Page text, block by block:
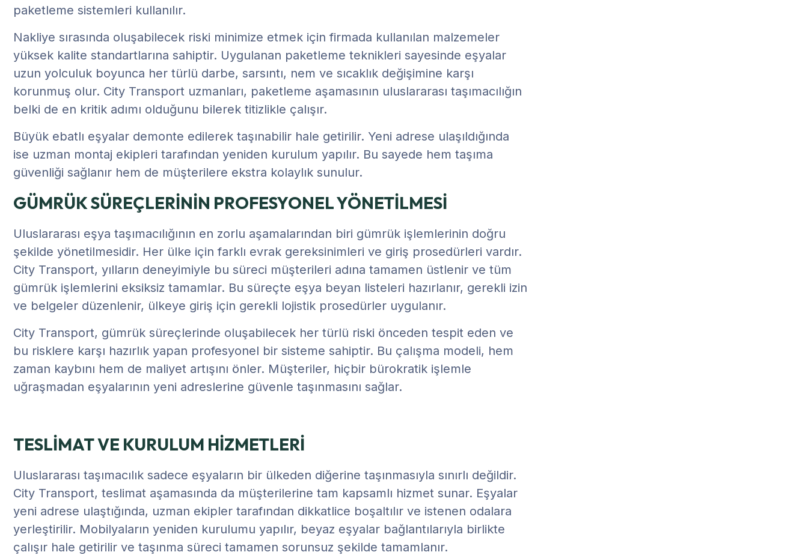
paketleme sistemleri kullanılır.
Nakliye sırasında oluşabilecek riski minimize etmek için firmada kullanılan malzemeler
yüksek kalite standartlarına sahiptir. Uygulanan paketleme teknikleri sayesinde eşyalar
uzun yolculuk boyunca her türlü darbe, sarsıntı, nem ve sıcaklık değişimine karşı
korunmuş olur. City Transport uzmanları, paketleme aşamasının uluslararası taşımacılığın
belki de en kritik adımı olduğunu bilerek titizlikle çalışır.
Büyük ebatlı eşyalar demonte edilerek taşınabilir hale getirilir. Yeni adrese ulaşıldığında
ise uzman montaj ekipleri tarafından yeniden kurulum yapılır. Bu sayede hem taşıma
güvenliği sağlanır hem de müşterilere ekstra kolaylık sunulur.
GÜMRÜK SÜREÇLERİNİN PROFESYONEL YÖNETİLMESİ
Uluslararası eşya taşımacılığının en zorlu aşamalarından biri gümrük işlemlerinin doğru
şekilde yönetilmesidir. Her ülke için farklı evrak gereksinimleri ve giriş prosedürleri vardır.
City Transport, yılların deneyimiyle bu süreci müşterileri adına tamamen üstlenir ve tüm
gümrük işlemlerini eksiksiz tamamlar. Bu süreçte eşya beyan listeleri hazırlanır, gerekli izin
ve belgeler düzenlenir, ülkeye giriş için gerekli lojistik prosedürler uygulanır.
City Transport, gümrük süreçlerinde oluşabilecek her türlü riski önceden tespit eden ve
bu risklere karşı hazırlık yapan profesyonel bir sisteme sahiptir. Bu çalışma modeli, hem
zaman kaybını hem de maliyet artışını önler. Müşteriler, hiçbir bürokratik işlemle
uğraşmadan eşyalarının yeni adreslerine güvenle taşınmasını sağlar.
TESLİMAT VE KURULUM HİZMETLERİ
Uluslararası taşımacılık sadece eşyaların bir ülkeden diğerine taşınmasıyla sınırlı değildir.
City Transport, teslimat aşamasında da müşterilerine tam kapsamlı hizmet sunar. Eşyalar
yeni adrese ulaştığında, uzman ekipler tarafından dikkatlice boşaltılır ve istenen odalara
yerleştirilir. Mobilyaların yeniden kurulumu yapılır, beyaz eşyalar bağlantılarıyla birlikte
çalışır hale getirilir ve taşınma süreci tamamen sorunsuz şekilde tamamlanır.